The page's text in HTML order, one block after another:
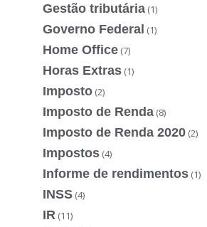
Gestão tributária (1)
Governo Federal (1)
Home Office (7)
Horas Extras (1)
Imposto (2)
Imposto de Renda (8)
Imposto de Renda 2020 (2)
Impostos (4)
Informe de rendimentos (1)
INSS (4)
IR (11)